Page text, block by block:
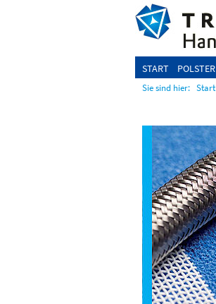
START POLSTER
Sie sind hier: Start